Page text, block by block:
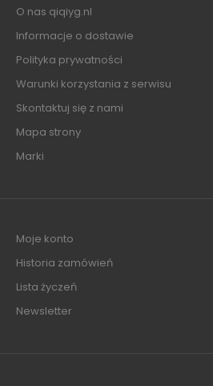
O nas qiqiyg.nl
Informacje o dostawie
Polityka prywatności
Warunki korzystania z serwisu
Skontaktuj się z nami
Mapa strony
Marki
Moje konto
Historia zamówień
Lista życzeń
Newsletter